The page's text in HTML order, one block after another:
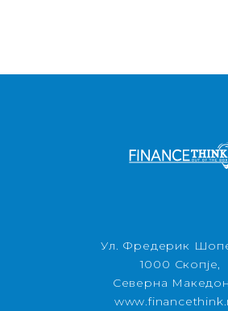
Ул. Фредерик
1000 Скопје,
Северна